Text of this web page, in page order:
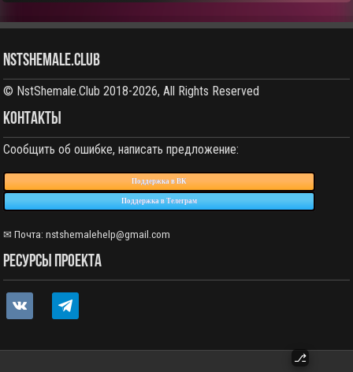
NstShemale.Club
© NstShemale.Club 2018-2026, All Rights Reserved
КОНТАКТЫ
Сообщить об ошибке, написать предложение:
Поддержка в ВК
Поддержка в Телеграм
✉ Почта: nstshemalehelp@gmail.com
РЕСУРСЫ ПРОЕКТА
vkontaktetelegram
⎇